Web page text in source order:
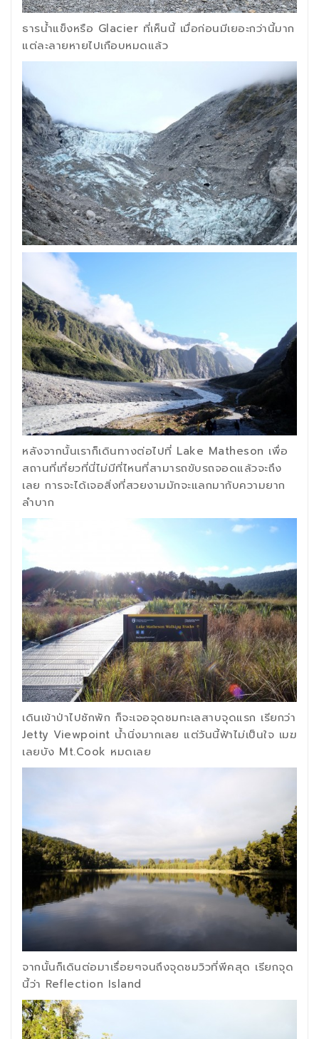
ธารน้ำแข็งหรือ Glacier ที่เห็นนี้ เมื่อก่อนมีเยอะกว่านี้มาก
แต่ละลายหายไปเกือบหมดแล้ว
หลังจากนั้นเราก็เดินทางต่อไปที่ Lake Matheson เพื่อ
สถานที่เที่ยวที่นี่ไม่มีที่ไหนที่สามารถขับรถจอดแล้วจะถึง
เลย การจะได้เจอสิ่งที่สวยงามมักจะแลกมากับความยาก
ลำบาก
เดินเข้าป่าไปซักพัก ก็จะเจอจุดชมทะเลสาบจุดแรก เรียกว่า
Jetty Viewpoint น้ำนิ่งมากเลย แต่วันนี้ฟ้าไม่เป็นใจ เมฆ
เลยบัง Mt.Cook หมดเลย
จากนั้นก็เดินต่อมาเรื่อยๆจนถึงจุดชมวิวที่พีคสุด เรียกจุด
นี้ว่า Reflection Island